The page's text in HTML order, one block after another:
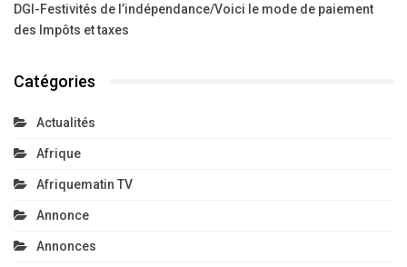
DGI-Festivités de l’indépendance/Voici le mode de paiement
des Impôts et taxes
Catégories
Actualités
Afrique
Afriquematin TV
Annonce
Annonces